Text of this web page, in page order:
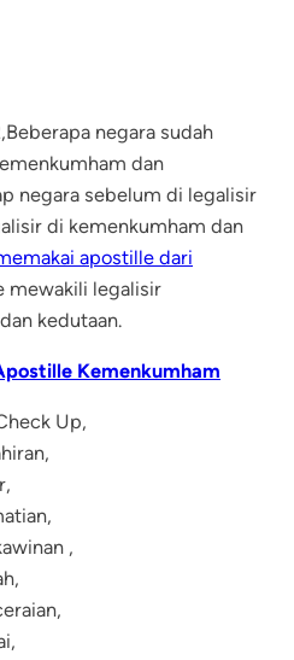
negara sudah
dan
negara sebelum di legalisir
di kemenkumham dan
apostille dari
mewakili legalisir
kedutaan.
Kemenkumham
Up,
,
,
,
,
,